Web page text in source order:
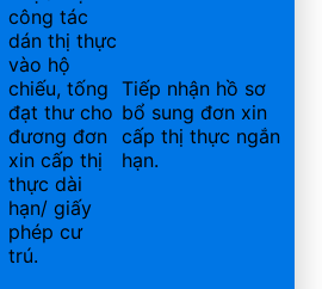
công tác
dán thị thực
vào hộ
chiếu, tống
đạt thư cho
đương đơn
xin cấp thị
thực dài
hạn/ giấy
phép cư
trú.
Tiếp nhận hồ sơ
bổ sung đơn xin
cấp thị thực ngắn
hạn.